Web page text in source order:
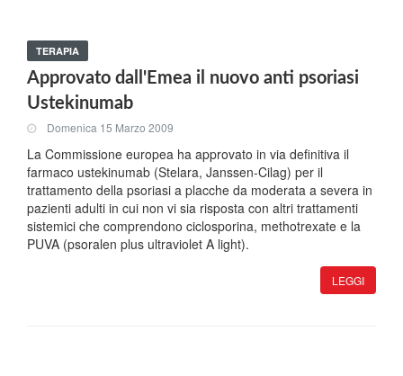
TERAPIA
Approvato dall'Emea il nuovo anti psoriasi
Ustekinumab
Domenica 15 Marzo 2009
La Commissione europea ha approvato in via definitiva il
farmaco ustekinumab (Stelara, Janssen-Cilag) per il
trattamento della psoriasi a placche da moderata a severa in
pazienti adulti in cui non vi sia risposta con altri trattamenti
sistemici che comprendono ciclosporina, methotrexate e la
PUVA (psoralen plus ultraviolet A light).
LEGGI